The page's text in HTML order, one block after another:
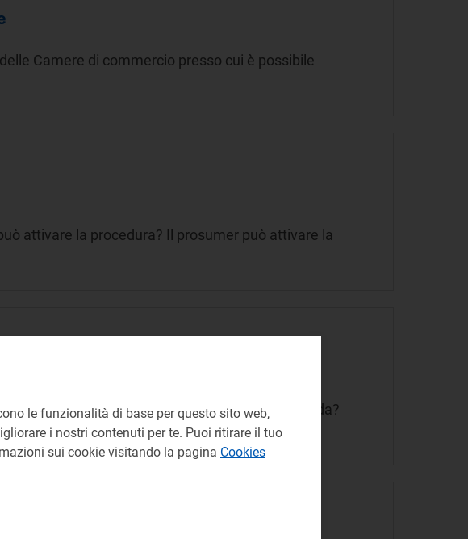
Camere di commercio presso cui è possibile
attivare la procedura? Il prosumer può attivare la
che devono essere attestati nella domanda?
le funzionalità di base per questo sito web,
i nostri contenuti per te. Puoi ritirare il tuo
sui cookie visitando la pagina Cookies